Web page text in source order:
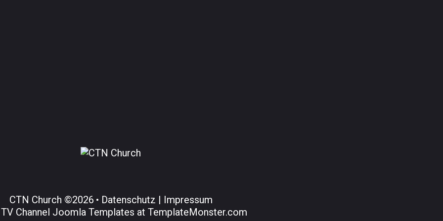
CTN Church ©2026 Datenschutz | Impressum
TV Channel Joomla Templates at TemplateMonster.com